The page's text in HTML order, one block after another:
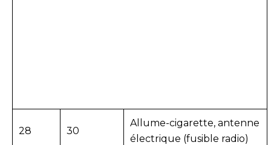
28 30
Allume-cigarette, antenne
électrique (fusible radio)